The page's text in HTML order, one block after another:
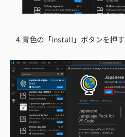
青色の「install」ボタンを押す